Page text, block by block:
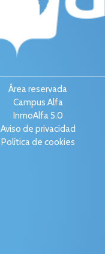
Área reservada
Campus Alfa
InmoAlfa 5.0
Aviso de privacidad
Política de cookies